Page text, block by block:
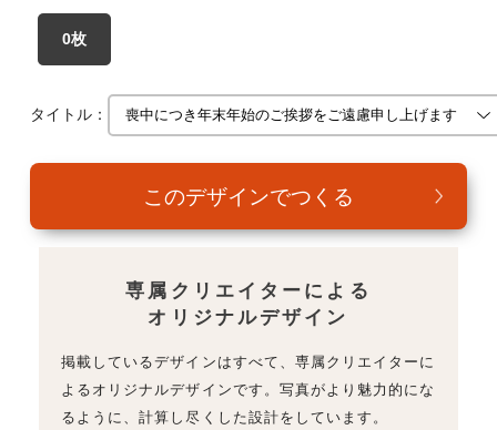
0枚
タイトル：
専属クリエイターによる
オリジナルデザイン
掲載しているデザインはすべて、専属クリエイターに
よるオリジナルデザインです。写真がより魅力的にな
るように、計算し尽くした設計をしています。